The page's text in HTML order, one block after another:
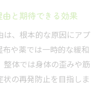
腰痛改善のポイント
の具体的な進行手順
するまでの期間目安
判断ポイント解説
と期待できる効果
は、根本的な原因にアプ
や薬では一時的な緩和
整体では身体の歪みや筋
の再発防止を目指しま